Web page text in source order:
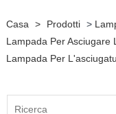
Casa > Prodotti >
Lampada Per Asciugare
Lampada Per